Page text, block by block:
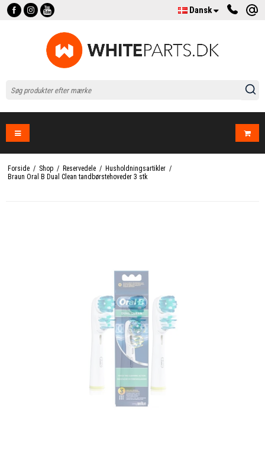
Dansk
Forside / Shop / Reservedele / Husholdningsartikler /
Braun Oral B Dual Clean tandbørstehoveder 3 stk